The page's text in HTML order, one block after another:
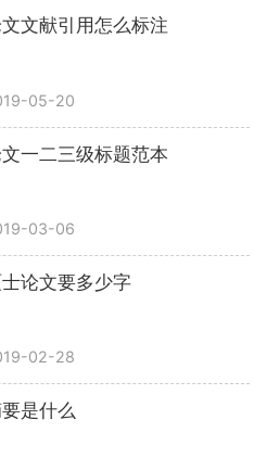
文献引用怎么标注
05-20
一二三级标题范本
03-06
论文要多少字
02-28
是什么